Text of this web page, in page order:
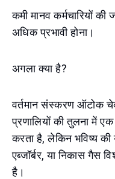
कमी मानव कर्मचारियों
अधिक प्रभावी होना।
अगला क्या है?
वर्तमान संस्करण ऑटोक
प्रणालियों की तुलना में एक
करता है, लेकिन भविष्य
एब्जॉर्बर, या निकास गैस
है।